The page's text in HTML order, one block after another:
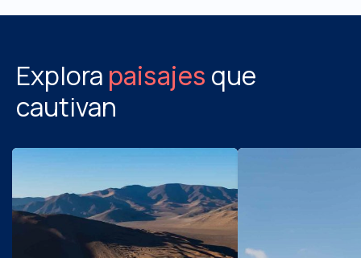
Explora paisajes que
cautivan